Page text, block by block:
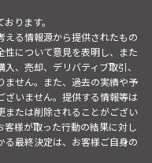
ります。
る情報源から提供されたもの
性について意見を表明し、また
、売却、デリバティブ取引、
ません。また、過去の実績や予
いません。提供する情報等は
または削除されることがござい
客様が取った行動の結果に対し
最終決定は、お客様ご自身の